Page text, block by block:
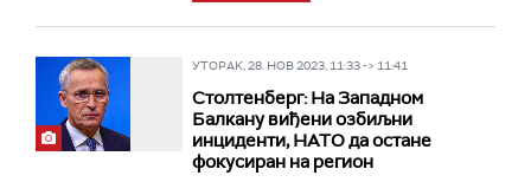
УТОРАК, 28. НОВ 2023, 11:33 -> 11:41
Столтенберг: На Западном
Балкану виђени озбиљни
инциденти, НАТО да остане
фокусиран на регион